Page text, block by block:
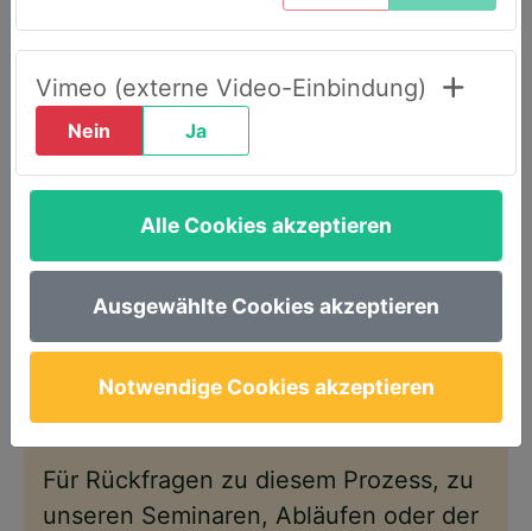
Klicken Sie oben rechts auf den Reiter
„LOGIN AWS+“.
Geben Sie dort Ihre E-Mail-Adresse
ein.
Wählen Sie die Option „Passwort
vergessen“.
Sie erhalten umgehend eine E-Mail mit
einem Link, um ein neues Passwort
festzulegen.
Anschließend steht Ihnen Ihr Account
wie gewohnt – nun im neuen Design –
wieder zur Verfügung.
Für Rückfragen zu diesem Prozess, zu
unseren Seminaren, Abläufen oder der
Vimeo (externe Video-Einbindung)
Nein Ja
Alle Cookies akzeptieren
Ausgewählte Cookies akzeptieren
Notwendige Cookies akzeptieren